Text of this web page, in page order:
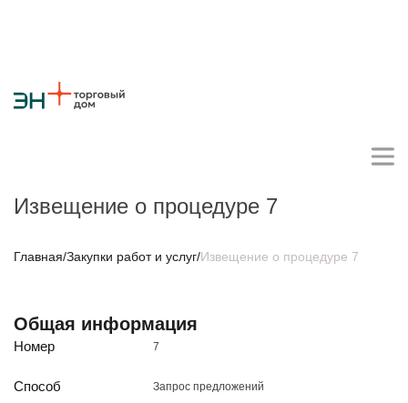
О компании
Стратегия
Карьера Крупные проекты
Противодействие коррупции
Закупки работ и услуг
Извещение о процедуре 7
Главная/Закупки работ и услуг/Извещение о процедуре 7
Общая информация
Номер 7
Способ Запрос предложений